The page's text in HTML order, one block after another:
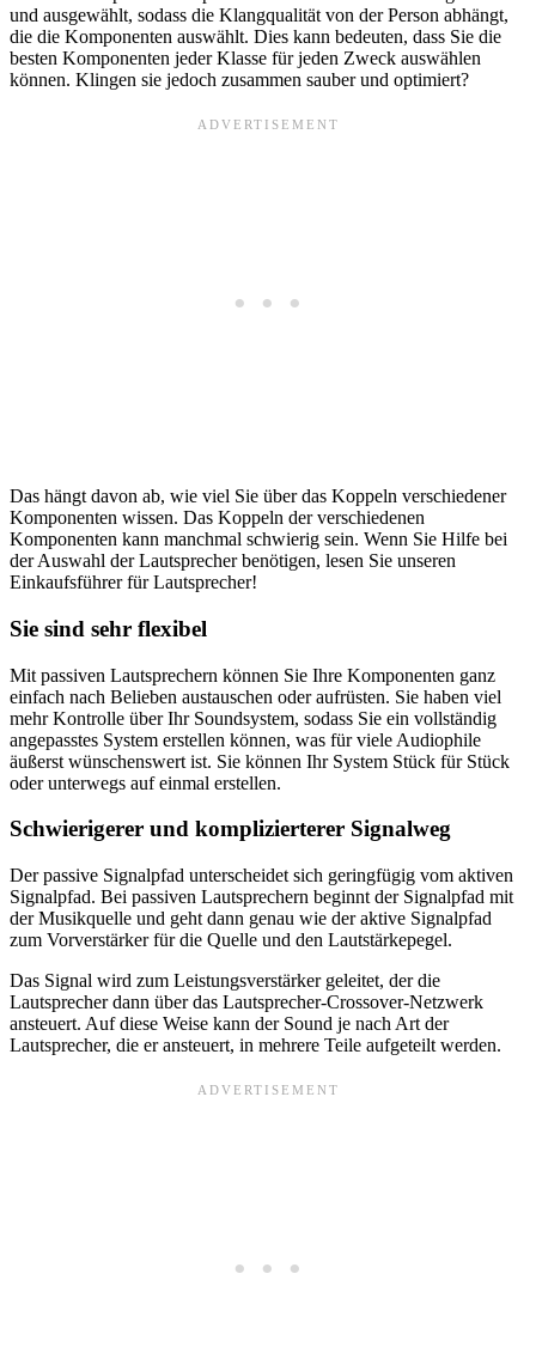
und ausgewählt, sodass die Klangqualität von der Person abhängt,
die die Komponenten auswählt. Dies kann bedeuten, dass Sie die
besten Komponenten jeder Klasse für jeden Zweck auswählen
können. Klingen sie jedoch zusammen sauber und optimiert?
Das hängt davon ab, wie viel Sie über das Koppeln verschiedener
Komponenten wissen. Das Koppeln der verschiedenen
Komponenten kann manchmal schwierig sein. Wenn Sie Hilfe bei
der Auswahl der Lautsprecher benötigen, lesen Sie unseren
Einkaufsführer für Lautsprecher!
Sie sind sehr flexibel
Mit passiven Lautsprechern können Sie Ihre Komponenten ganz
einfach nach Belieben austauschen oder aufrüsten. Sie haben viel
mehr Kontrolle über Ihr Soundsystem, sodass Sie ein vollständig
angepasstes System erstellen können, was für viele Audiophile
äußerst wünschenswert ist. Sie können Ihr System Stück für Stück
oder unterwegs auf einmal erstellen.
Schwierigerer und komplizierterer Signalweg
Der passive Signalpfad unterscheidet sich geringfügig vom aktiven
Signalpfad. Bei passiven Lautsprechern beginnt der Signalpfad mit
der Musikquelle und geht dann genau wie der aktive Signalpfad
zum Vorverstärker für die Quelle und den Lautstärkepegel.
Das Signal wird zum Leistungsverstärker geleitet, der die
Lautsprecher dann über das Lautsprecher-Crossover-Netzwerk
ansteuert. Auf diese Weise kann der Sound je nach Art der
Lautsprecher, die er ansteuert, in mehrere Teile aufgeteilt werden.